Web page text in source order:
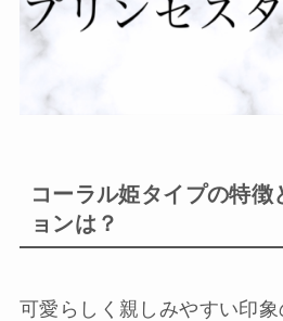
コーラル姫タイプの特徴
ョンは？
可愛らしく親しみやすい印